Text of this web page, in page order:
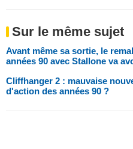
Sur le même sujet
Avant même sa sortie, le
années 90 avec Stallone va
Cliffhanger 2 : mauvaise
d'action des années 90 ?